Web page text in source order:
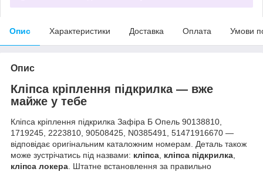
Опис Характеристики Доставка Оплата Умови
Опис
Кліпса кріплення підкрилка — вже
майже у тебе
Кліпса кріплення підкрилка Зафіра Б Опель 90138810,
1719245, 2223810, 90508425, N0385491, 51471916670 —
відповідає оригінальним каталожним номерам. Деталь також
може зустрічатись під назвами: кліпса, кліпса підкрилка,
кліпса локера. Штатне встановлення за правильно